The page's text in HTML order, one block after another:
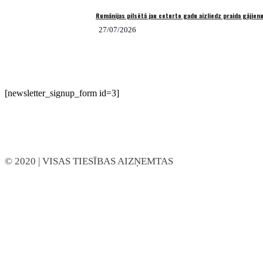
Rumānijas pilsētā jau ceturto gadu aizliedz praida gājienu
27/07/2026
[newsletter_signup_form id=3]
© 2020 | VISAS TIESĪBAS AIZŅEMTAS